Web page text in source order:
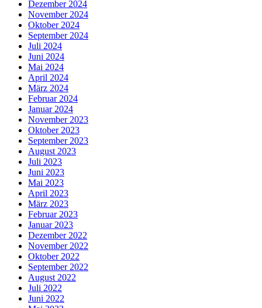
Dezember 2024
November 2024
Oktober 2024
September 2024
Juli 2024
Juni 2024
Mai 2024
April 2024
März 2024
Februar 2024
Januar 2024
November 2023
Oktober 2023
September 2023
August 2023
Juli 2023
Juni 2023
Mai 2023
April 2023
März 2023
Februar 2023
Januar 2023
Dezember 2022
November 2022
Oktober 2022
September 2022
August 2022
Juli 2022
Juni 2022